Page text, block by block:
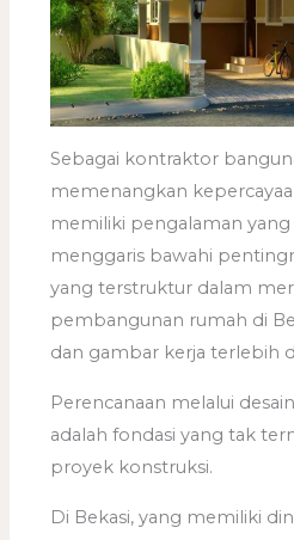
Sebagai kontraktor
memenangkan
memiliki pengalaman yang
menggaris bawahi
yang terstruktur dalam
pembangunan rumah di
dan gambar kerja terlebih
Perencanaan melalui
adalah fondasi yang tak
proyek konstruksi.
Di Bekasi, yang memiliki